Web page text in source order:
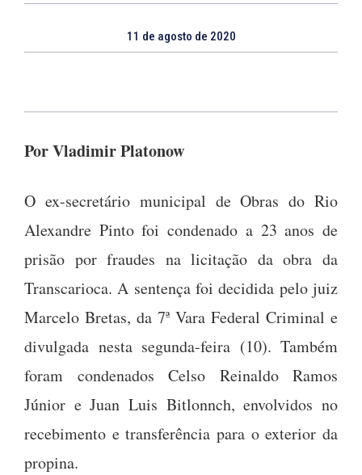
11 de agosto de 2020
Por Vladimir Platonow
O ex-secretário municipal de Obras do Rio
Alexandre Pinto foi condenado a 23 anos de
prisão por fraudes na licitação da obra da
Transcarioca. A sentença foi decidida pelo juiz
Marcelo Bretas, da 7ª Vara Federal Criminal e
divulgada nesta segunda-feira (10). Também
foram condenados Celso Reinaldo Ramos
Júnior e Juan Luis Bitlonnch, envolvidos no
recebimento e transferência para o exterior da
propina.